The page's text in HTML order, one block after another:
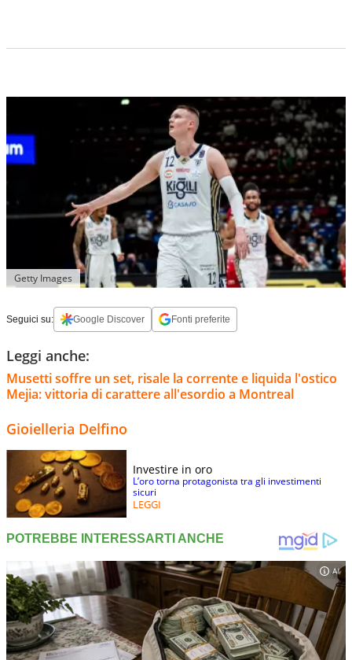
Getty Images
Seguici su: Google Discover Fonti preferite
Leggi anche:
Musetti soffre un set, risale la corrente e liquida l'ostico
Mejia: vittoria di carattere all'esordio a Montreal
Gioielleria Delfino
Investire in oro
L’oro torna protagonista tra gli investimenti
sicuri
LEGGI